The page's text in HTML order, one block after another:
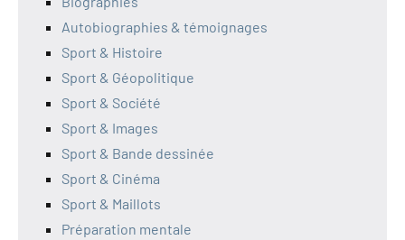
Autobiographies & témoignages
Sport & Histoire
Sport & Géopolitique
Sport & Société
Sport & Images
Sport & Bande dessinée
Sport & Cinéma
Sport & Maillots
Préparation mentale